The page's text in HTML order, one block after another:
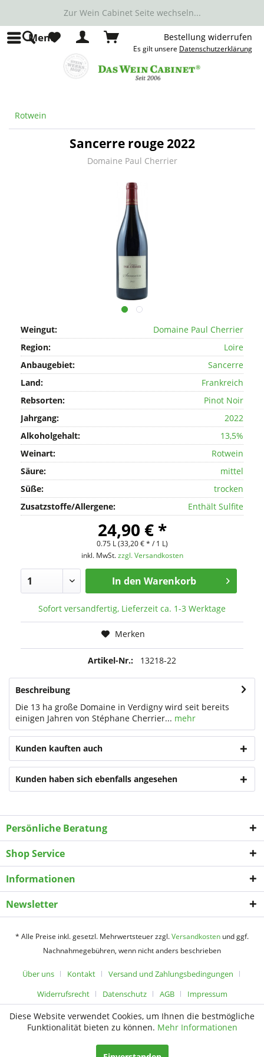
Zur Wein Cabinet Seite wechseln...
Menü Bestellung widerrufen
Es gilt unsere Datenschutzerklärung
Rotwein
Sancerre rouge 2022
Domaine Paul Cherrier
Weingut:
Domaine Paul Cherrier
Region:
Loire
Anbaugebiet:
Sancerre
Land:
Frankreich
Rebsorten:
Pinot Noir
Jahrgang:
2022
Alkoholgehalt:
13,5%
Weinart:
Rotwein
Säure:
mittel
Süße:
trocken
Zusatzstoffe/Allergene:
Enthält Sulfite
24,90 € *
0.75 L (33,20 € * / 1 L)
inkl. MwSt.zzgl. Versandkosten
In den Warenkorb
Sofort versandfertig, Lieferzeit ca. 1-3 Werktage
Merken
Artikel-Nr.: 13218-22
Beschreibung
Die 13 ha große Domaine in Verdigny wird seit bereits
einigen Jahren von Stéphane Cherrier... mehr
Kunden kauften auch
Kunden haben sich ebenfalls angesehen
Persönliche Beratung
Shop Service
Informationen
Newsletter
* Alle Preise inkl. gesetzl. Mehrwertsteuer zzgl.Versandkosten und ggf.
Nachnahmegebühren, wenn nicht anders beschrieben
Über uns Kontakt
Versand und Zahlungsbedingungen
Widerrufsrecht
Datenschutz AGB Impressum
Diese Website verwendet Cookies, um Ihnen die bestmögliche
Funktionalität bieten zu können. Mehr Informationen